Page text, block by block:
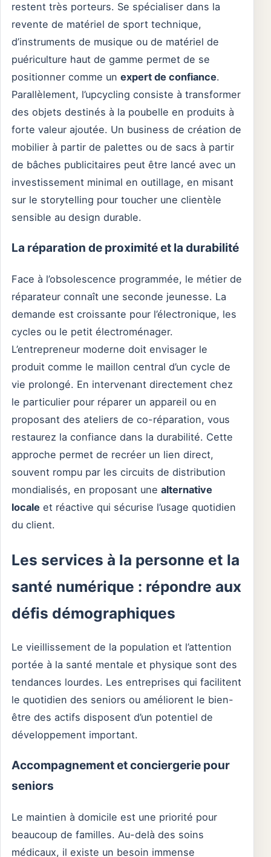
restent très porteurs. Se spécialiser dans la
revente de matériel de sport technique,
d’instruments de musique ou de matériel de
puériculture haut de gamme permet de se
positionner comme un expert de confiance.
Parallèlement, l’upcycling consiste à transformer
des objets destinés à la poubelle en produits à
forte valeur ajoutée. Un business de création de
mobilier à partir de palettes ou de sacs à partir
de bâches publicitaires peut être lancé avec un
investissement minimal en outillage, en misant
sur le storytelling pour toucher une clientèle
sensible au design durable.
La réparation de proximité et la durabilité
Face à l’obsolescence programmée, le métier de
réparateur connaît une seconde jeunesse. La
demande est croissante pour l’électronique, les
cycles ou le petit électroménager.
L’entrepreneur moderne doit envisager le
produit comme le maillon central d’un cycle de
vie prolongé. En intervenant directement chez
le particulier pour réparer un appareil ou en
proposant des ateliers de co-réparation, vous
restaurez la confiance dans la durabilité. Cette
approche permet de recréer un lien direct,
souvent rompu par les circuits de distribution
mondialisés, en proposant une alternative
locale et réactive qui sécurise l’usage quotidien
du client.
Les services à la personne et la
santé numérique : répondre aux
défis démographiques
Le vieillissement de la population et l’attention
portée à la santé mentale et physique sont des
tendances lourdes. Les entreprises qui facilitent
le quotidien des seniors ou améliorent le bien-
être des actifs disposent d’un potentiel de
développement important.
Accompagnement et conciergerie pour
seniors
Le maintien à domicile est une priorité pour
beaucoup de familles. Au-delà des soins
médicaux, il existe un besoin immense